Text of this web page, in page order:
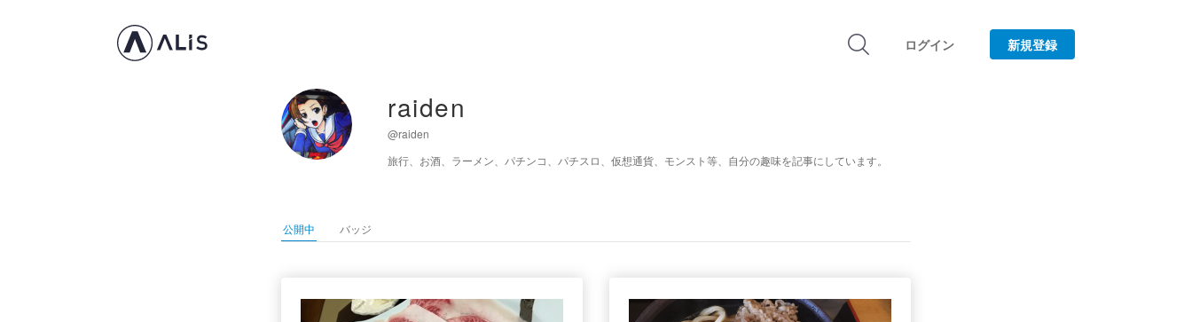
ログイン 新規登録
raiden
@raiden
旅行、お酒、ラーメン、パチンコ、パチスロ、仮想通貨、モンスト等、自分の趣味を記事にしています。
公開中 バッジ